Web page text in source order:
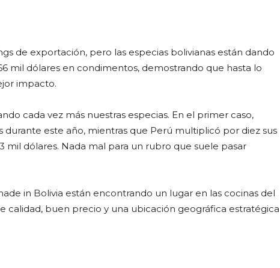
de exportación, pero las especias bolivianas están dando
mil dólares en condimentos, demostrando que hasta lo
impacto.
cada vez más nuestras especias. En el primer caso,
durante este año, mientras que Perú multiplicó por diez sus
mil dólares. Nada mal para un rubro que suele pasar
in Bolivia están encontrando un lugar en las cocinas del
calidad, buen precio y una ubicación geográfica estratégica